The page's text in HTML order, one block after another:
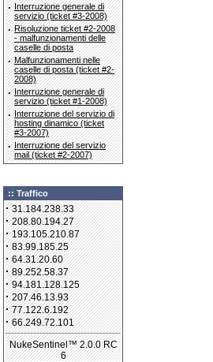
· Interruzione generale di
servizio (ticket #3-2008)
· Risoluzione ticket #2-2008
- malfunzionamenti delle
caselle di posta
· Malfunzionamenti nelle
caselle di posta (ticket #2-
2008)
· Interruzione generale di
servizio (ticket #1-2008)
· Interruzione del servizio di
hosting dinamico (ticket
#3-2007)
· Interruzione del servizio
mail (ticket #2-2007)
:: Traffico
·31.184.238.33
·208.80.194.27
·193.105.210.87
·83.99.185.25
·64.31.20.60
·89.252.58.37
·94.181.128.125
·207.46.13.93
·77.122.6.192
·66.249.72.101
NukeSentinel™ 2.0.0 RC
6